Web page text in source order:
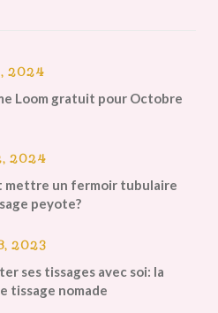
2024
Loom gratuit pour Octobre
2024
mettre un fermoir tubulaire
peyote?
2023
ses tissages avec soi: la
tissage nomade